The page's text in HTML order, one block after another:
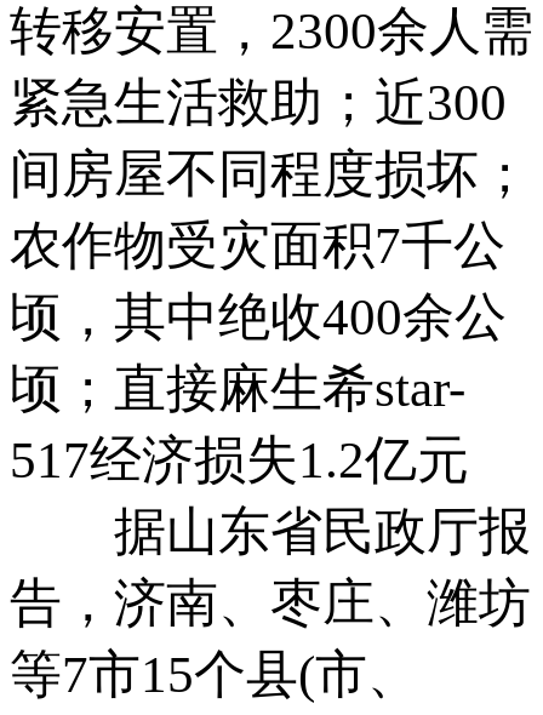
转移安置，2300余人需
紧急生活救助；近300
间房屋不同程度损坏；
农作物受灾面积7千公
顷，其中绝收400余公
顷；直接麻生希star-
517经济损失1.2亿元
据山东省民政厅报
告，济南、枣庄、潍坊
等7市15个县(市、